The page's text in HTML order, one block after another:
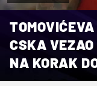
CSKA VEZAO
NA KORAK